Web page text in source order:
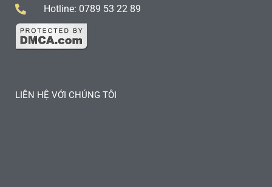
Hotline: 0789 53 22 89
LIÊN HỆ VỚI CHÚNG TÔI